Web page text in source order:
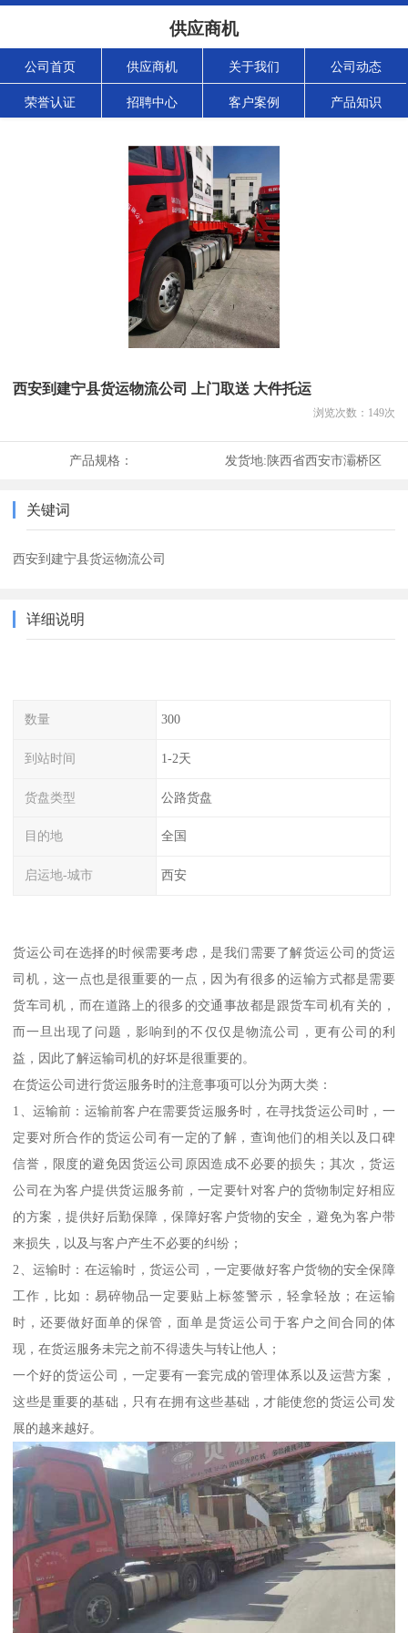
供应商机
公司首页 供应商机 关于我们 公司动态
荣誉认证 招聘中心 客户案例 产品知识
西安到建宁县货运物流公司 上门取送 大件托运
浏览次数： 149次
产品规格： 发货地:陕西省西安市灞桥区
关键词
西安到建宁县货运物流公司
详细说明
数量 300
到站时间 1-2天
货盘类型 公路货盘
目的地 全国
启运地-城市 西安
货运公司在选择的时候需要考虑，是我们需要了解货运公司的货运
司机，这一点也是很重要的一点，因为有很多的运输方式都是需要
货车司机，而在道路上的很多的交通事故都是跟货车司机有关的，
而一旦出现了问题，影响到的不仅仅是物流公司，更有公司的利
益，因此了解运输司机的好坏是很重要的。
在货运公司进行货运服务时的注意事项可以分为两大类：
1、运输前：运输前客户在需要货运服务时，在寻找货运公司时，一
定要对所合作的货运公司有一定的了解，查询他们的相关以及口碑
信誉，限度的避免因货运公司原因造成不必要的损失；其次，货运
公司在为客户提供货运服务前，一定要针对客户的货物制定好相应
的方案，提供好后勤保障，保障好客户货物的安全，避免为客户带
来损失，以及与客户产生不必要的纠纷；
2、运输时：在运输时，货运公司，一定要做好客户货物的安全保障
工作，比如：易碎物品一定要贴上标签警示，轻拿轻放；在运输
时，还要做好面单的保管，面单是货运公司于客户之间合同的体
现，在货运服务未完之前不得遗失与转让他人；
一个好的货运公司，一定要有一套完成的管理体系以及运营方案，
这些是重要的基础，只有在拥有这些基础，才能使您的货运公司发
展的越来越好。